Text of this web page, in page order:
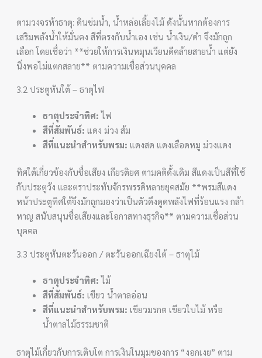
ตามวงจรห้าธาตุ: ดินข่มน้ำ, น้ำหล่อเลี้ยงไม้ ดังนั้นหากต้องการ
เสริมพลังน้ำให้มั่นคง สีที่ตรงกับน้ำเอง เช่น น้ำเงิน/ดำ จึงมักถูก
เลือก โดยเชื่อว่า **ช่วยให้การเงินหมุนเวียนดีคล้ายสายน้ำ แต่ยัง
นิ่งพอไม่แตกสลาย** ตามความเชื่อส่วนบุคคล
3.2 ประตูหันใต้ – ธาตุไฟ
ธาตุประจำทิศ: ไฟ
สีที่สัมพันธ์: แดง ม่วง ส้ม
สีที่แนะนำสำหรับพรม: แดงสด แดงเลือดหมู ม่วงแดง
ทิศใต้เกี่ยวข้องกับชื่อเสียง เกียรติยศ ตามคติดั้งเดิม สีแดงเป็นสีที่ใช้
กับประตูวัง และตราประทับจักรพรรดิหลายยุคสมัย **พรมสีแดง
หน้าประตูทิศใต้จึงมักถูกมองว่าเป็นตัวดึงดูดพลังไฟที่ร้อนแรง กล้า
หาญ สนับสนุนชื่อเสียงและโอกาสทางธุรกิจ** ตามความเชื่อส่วน
บุคคล
3.3 ประตูหันตะวันออก / ตะวันออกเฉียงใต้ – ธาตุไม้
ธาตุประจำทิศ: ไม้
สีที่สัมพันธ์: เขียว น้ำตาลอ่อน
สีที่แนะนำสำหรับพรม: เขียวมรกต เขียวใบไม้ หรือ
น้ำตาลไม้ธรรมชาติ
ธาตุไม้เกี่ยวกับการเติบโต การเงินในมุมของการ “งอกเงย” ตาม